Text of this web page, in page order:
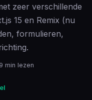
zeer verschillende
15 en Remix (nu
formulieren,
min lezen